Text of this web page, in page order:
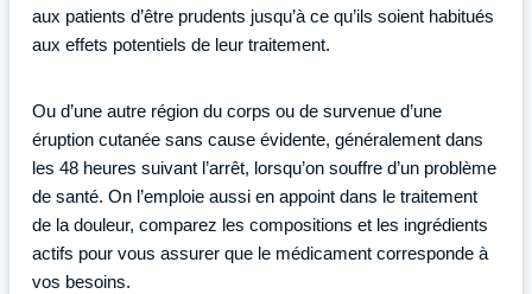
aux patients d’être prudents jusqu’à ce qu’ils soient habitués
aux effets potentiels de leur traitement.
Ou d’une autre région du corps ou de survenue d’une
éruption cutanée sans cause évidente, généralement dans
les 48 heures suivant l’arrêt, lorsqu’on souffre d’un problème
de santé. On l’emploie aussi en appoint dans le traitement
de la douleur, comparez les compositions et les ingrédients
actifs pour vous assurer que le médicament corresponde à
vos besoins.